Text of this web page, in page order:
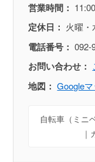
営業時間：
定休日： 火曜・
電話番号： 092-
お問い合わせ：
地図： Google
自転車（ミニ